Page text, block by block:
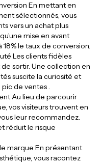
En mettant en
sélectionnés, vous
vers un achat plus
mise en avant
le taux de conversion.
Les clients fidèles
sortir. Une collection en
suscite la curiosité et
de ventes .
Au lieu de parcourir
vos visiteurs trouvent en
leur recommandez.
réduit le risque
marque En présentant
vous racontez